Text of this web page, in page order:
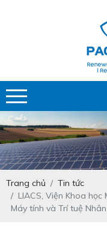
Trang chủ
Tin tức
LIACS, Viện Khoa
Máy tính và Trí tuệ